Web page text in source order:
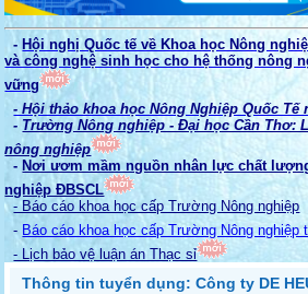
- Hội nghị Quốc tế về Khoa học Nông
và công nghệ sinh học cho hệ thống nông
vững
- Hội thảo khoa học Nông Nghiệp Quốc Tế
- Trường Nông nghiệp - Đại học Cần Thơ:
nông nghiệp
- Nơi ươm mầm nguồn nhân lực chất
nghiệp ĐBSCL
- Báo cáo khoa học cấp Trường Nông nghiệp
- Báo cáo khoa học cấp Trường Nông nghiệp
- Lịch bảo vệ luận án Thạc sỉ
Thông tin tuyển dụng: Công ty DE